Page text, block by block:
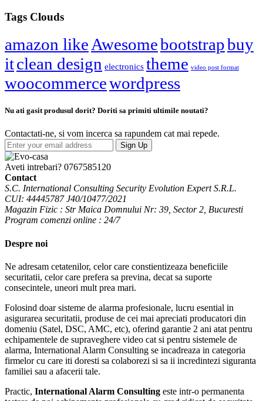
Tags Clouds
amazon like Awesomebootstrapbuy
itclean design electronics theme video post format
woocommercewordpress
Nu ati gasit produsul dorit? Doriti sa primiti ultimile noutati?
Contactati-ne, si vom incerca sa rapundem cat mai repede.
Sign Up
Aveti intrebari? 0767585120
Contact
S.C. International Consulting Security Evolution Expert S.R.L.
CUI: 44445787 J40/10477/2021
Magazin Fizic : Str Maica Domnului Nr: 39, Sector 2, Bucuresti
Program comenzi online : 24/7
Despre noi
Ne adresam cetatenilor, celor care constientizeaza beneficiile
securitatii, celor care prefera sa previna, decat sa suporte
consecintele, uneori mult prea mari.
Folosind doar sisteme de alarma profesionale, lucru esential in
asigurarea securitatii, produse de cei mai apreciati producatori din
domeniu (Satel, DSC, AMC, etc), oferind garantie 2 ani atat pentru
echipamentele de supraveghere video cat si pentru sistemele de
alarma, International Alarm Consulting se incadreaza in categoria
firmelor cu care iti doresti sa colaborezi si sa ii incredintezi siguranta
familiei sau a afacerii tale.
Practic, International Alarm Consulting este intr-o permanenta